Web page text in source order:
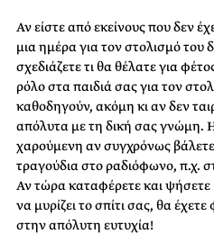
Αν είστε από εκείνους που δεν
μια ημέρα για τον στολισμό του
σχεδιάζετε τι θα θέλατε για
ρόλο στα παιδιά σας για τον
καθοδηγούν, ακόμη κι αν δεν
απόλυτα με τη δική σας γνώμη.
χαρούμενη αν συγχρόνως βάλετε
τραγούδια στο ραδιόφωνο, π.χ.
Αν τώρα καταφέρετε και ψήσετε
να μυρίζει το σπίτι σας, θα
στην απόλυτη ευτυχία!